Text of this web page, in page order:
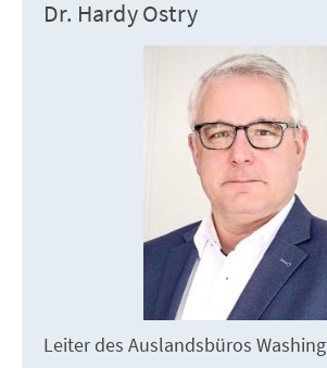
Dr. Hardy Ostry
Leiter des Auslandsbüros